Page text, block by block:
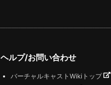
ヘルプ/お問い合わせ
バーチャルキャストWikiトップ